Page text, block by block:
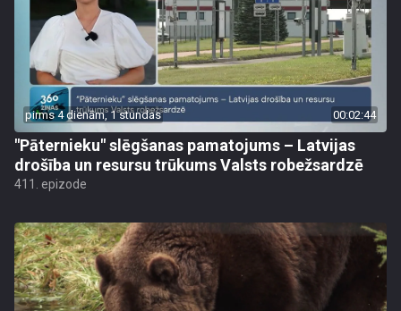
pirms 4 dienām, 1 stundas 00:02:44
"Pāternieku" slēgšanas pamatojums – Latvijas
drošība un resursu trūkums Valsts robežsardzē
411. epizode